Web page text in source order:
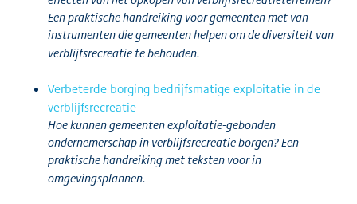
Een praktische handreiking voor gemeenten met van
instrumenten die gemeenten helpen om de diversiteit van
verblijfsrecreatie te behouden.
Verbeterde borging bedrijfsmatige exploitatie in de
verblijfsrecreatie
Hoe kunnen gemeenten exploitatie-gebonden
ondernemerschap in verblijfsrecreatie borgen? Een
praktische handreiking met teksten voor in
omgevingsplannen.